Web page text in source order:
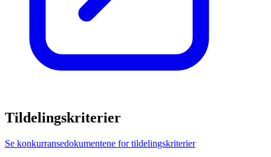
Tildelingskriterier
Se konkurransedokumentene for tildelingskriterier